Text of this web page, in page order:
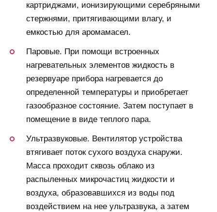
картриджами, ионизирующими серебряными
стержнями, притягивающими влагу, и
емкостью для аромамасел.
Паровые. При помощи встроенных
нагревательных элементов жидкость в
резервуаре прибора нагревается до
определенной температуры и приобретает
газообразное состояние. Затем поступает в
помещение в виде теплого пара.
Ультразвуковые. Вентилятор устройства
втягивает поток сухого воздуха снаружи.
Масса проходит сквозь облако из
распыленных микрочастиц жидкости и
воздуха, образовавшихся из воды под
воздействием на нее ультразвука, а затем